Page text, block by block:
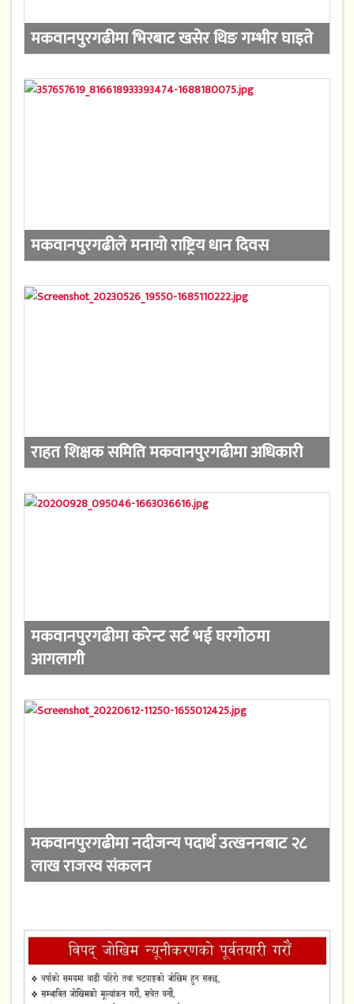
मकवानपुरगढीमा भिरबाट खसेर थिङ गम्भीर घाइते
मकवानपुरगढीले मनायो राष्ट्रिय धान दिवस
राहत शिक्षक समिति मकवानपुरगढीमा अधिकारी
मकवानपुरगढीमा करेन्ट सर्ट भई घरगोठमा
आगलागी
मकवानपुरगढीमा नदीजन्य पदार्थ उत्खननबाट २८
लाख राजस्व संकलन